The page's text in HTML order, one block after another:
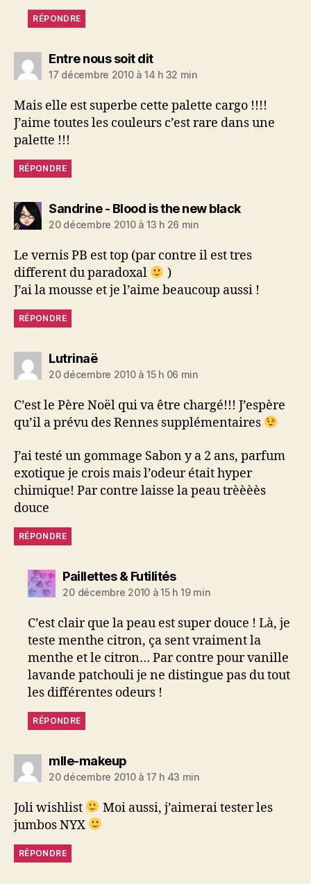
RÉPONDRE
Entre nous soit ditdit :
17 décembre 2010 à 14 h 32 min
Mais elle est superbe cette palette cargo !!!!
J’aime toutes les couleurs c’est rare dans une
palette !!!
RÉPONDRE
Sandrine - Blood is the new blackdit :
20 décembre 2010 à 13 h 26 min
Le vernis PB est top (par contre il est tres
different du paradoxal
)
J’ai la mousse et je l’aime beaucoup aussi !
RÉPONDRE
Lutrinaëdit :
20 décembre 2010 à 15 h 06 min
C’est le Père Noël qui va être chargé!!! J’espère
qu’il a prévu des Rennes supplémentaires
J’ai testé un gommage Sabon y a 2 ans, parfum
exotique je crois mais l’odeur était hyper
chimique! Par contre laisse la peau trèèèès
douce
RÉPONDRE
Paillettes & Futilitésdit :
20 décembre 2010 à 15 h 19 min
C’est clair que la peau est super douce ! Là, je
teste menthe citron, ça sent vraiment la
menthe et le citron… Par contre pour vanille
lavande patchouli je ne distingue pas du tout
les différentes odeurs !
RÉPONDRE
mlle-makeupdit :
20 décembre 2010 à 17 h 43 min
Joli wishlist
Moi aussi, j’aimerai tester les
jumbos NYX
RÉPONDRE